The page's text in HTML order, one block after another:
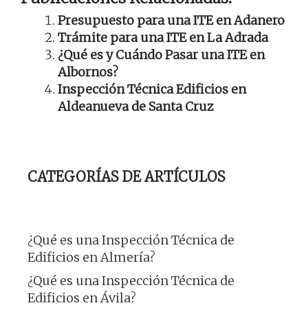
Presupuesto para una ITE en Adanero
Trámite para una ITE en La Adrada
¿Qué es y Cuándo Pasar una ITE en
Albornos?
Inspección Técnica Edificios en
Aldeanueva de Santa Cruz
CATEGORÍAS DE ARTÍCULOS
¿Qué es una Inspección Técnica de
Edificios en Almería?
¿Qué es una Inspección Técnica de
Edificios en Ávila?